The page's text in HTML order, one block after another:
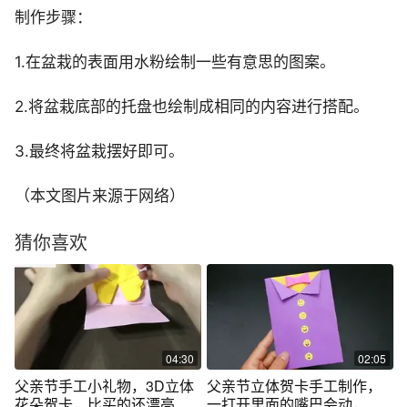
制作步骤：
1.在盆栽的表面用水粉绘制一些有意思的图案。
2.将盆栽底部的托盘也绘制成相同的内容进行搭配。
3.最终将盆栽摆好即可。
（本文图片来源于网络）
猜你喜欢
04:30
父亲节手工小礼物，3D立体
02:05
父亲节立体贺卡手工制作，